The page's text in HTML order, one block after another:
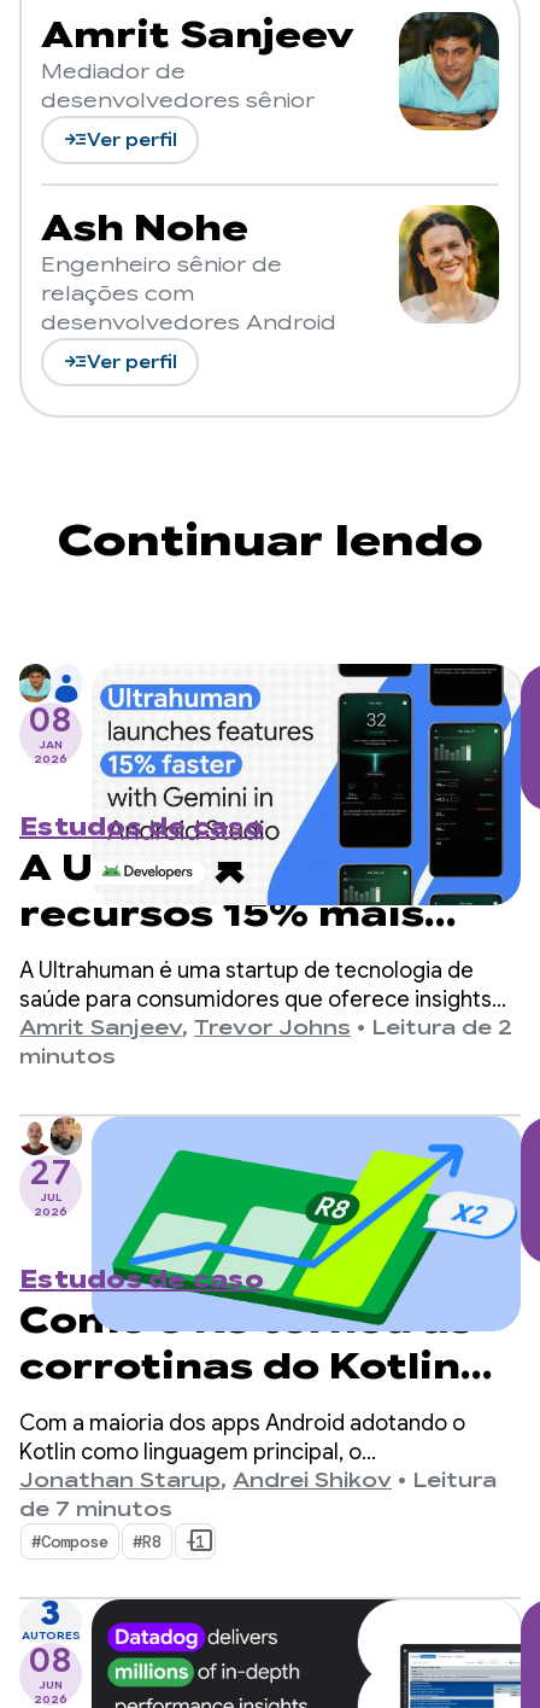
Amrit Sanjeev
Mediador de
desenvolvedores sênior
read_moreVer perfil
Ash Nohe
Engenheiro sênior de
relações com
desenvolvedores Android
read_moreVer perfil
Continuar lendo
08
JAN
2026
Estudos de caso
A Ultrahuman lança
recursos 15% mais
rápido com o Gemini
no Android Studio
A Ultrahuman é uma startup de tecnologia de
saúde para consumidores que oferece insights
diários de bem-estar aos usuários com base em
dados biométricos dos wearables da empresa,
(CGM) M1 Live.
Amrit Sanjeev, Trevor Johns • Leitura de 2
minutos
27
JUL
2026
Estudos de caso
Como o R8 tornou as
corrotinas do Kotlin
no Android duas vezes
mais rápidas
Com a maioria dos apps Android adotando o
Kotlin como linguagem principal, o
kotlinx.coroutines se tornou um padrão de fato
para programação assíncrona. A biblioteca
oferece uma maneira bem projetada e
estruturada de gerenciar fluxos simultâneos
nativos do Kotlin.
Jonathan Starup, Andrei Shikov • Leitura
de 7 minutos
#Compose #R8 +1
3
AUTORES
08
JUN
2026